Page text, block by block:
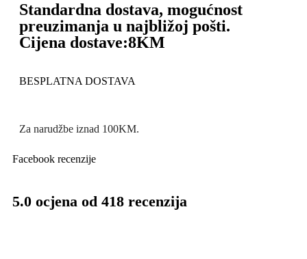
Standardna dostava, mogućnost
preuzimanja u najbližoj pošti.
Cijena dostave:8KM
BESPLATNA DOSTAVA
Za narudžbe iznad 100KM.
Facebook recenzije
5.0 ocjena od 418 recenzija